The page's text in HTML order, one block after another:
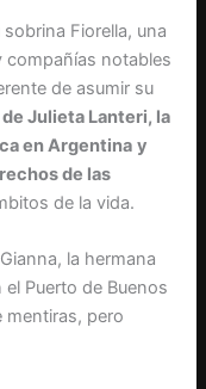
Fiorella, una
compañías notables
de asumir su
Julieta Lanteri, la
en Argentina y
de las
de la vida.
la hermana
Puerto de Buenos
mentiras, pero